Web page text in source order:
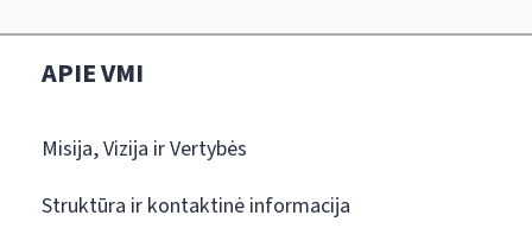
APIE VMI
Misija, Vizija ir Vertybės
Struktūra ir kontaktinė informacija